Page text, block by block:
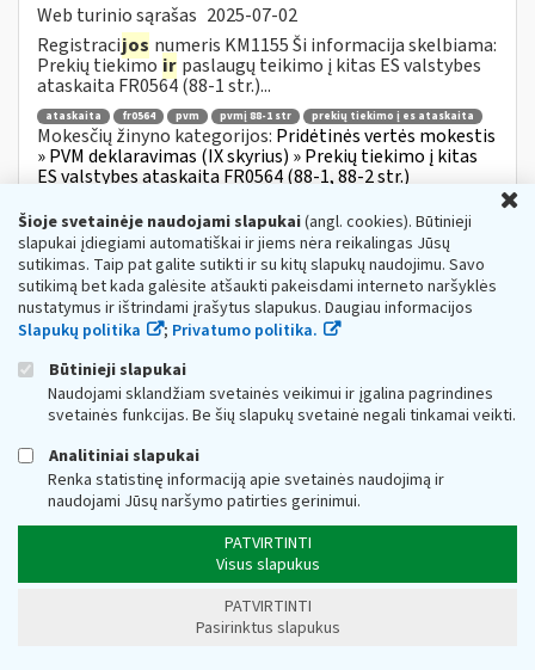
Web turinio sąrašas 2025-07-02
Registracijos numeris KM1155 Ši informacija skelbiama:
Prekių tiekimo ir paslaugų teikimo į kitas ES valstybes
ataskaita FR0564 (88-1 str.)...
ataskaita fr0564 pvm pvmį 88-1 str prekių tiekimo į es ataskaita
Mokesčių žinyno kategorijos: Pridėtinės vertės mokestis
» PVM deklaravimas (IX skyrius) » Prekių tiekimo į kitas
ES valstybes ataskaita FR0564 (88-1, 88-2 str.)
ilgalaikio materialiojo turto vieneto pirkimo
PVM atskaitos suma gali būti netikslinama
Web turinio sąrašas 2018-11-22
Registracijosnumeris KM1138 Ši informacija skelbiama:
Metinė PVM deklaracija FR0516 (87 str.) Jeigu pagal
faktinius praėjusių kalendorinių metų rodiklius
apskaičiuota...
fr0516 fr0516a pvm metinė pvm deklaracija pvmį 87 str
Mokesčių žinyno kategorijos:Pridėtinės vertės mokestis
FR0516 (87 str.)
Ardarbdavys, išmokėdamas išmokas pagal
individualią veiklą pagal pažymą, turi
deklaruoti nuo išmokų pajamų
mokestį, jeigu nuolatinis Lietuvos gyventojas
dirba...įmonėjeirgauna darbo užmokestį bei
pagal įregistruotą individualią veiklą pagal
Šioje svetainėje naudojami slapukai(angl. cookies). Būtinieji
slapukai įdiegiami automatiškai ir jiems nėra reikalingas Jūsų
sutikimas. Taip pat galite sutikti ir su kitų slapukų naudojimu. Savo
sutikimą bet kada galėsite atšaukti pakeisdami interneto naršyklės
nustatymus ir ištrindami įrašytus slapukus. Daugiau informacijos
Slapukų politika
; Privatumo politika.
Būtinieji slapukai
Naudojami sklandžiam svetainės veikimui ir įgalina pagrindines
svetainės funkcijas. Be šių slapukų svetainė negali tinkamai veikti.
Analitiniai slapukai
Renka statistinę informaciją apie svetainės naudojimą ir
naudojami Jūsų naršymo patirties gerinimui.
PATVIRTINTI
Visus slapukus
PATVIRTINTI
Pasirinktus slapukus